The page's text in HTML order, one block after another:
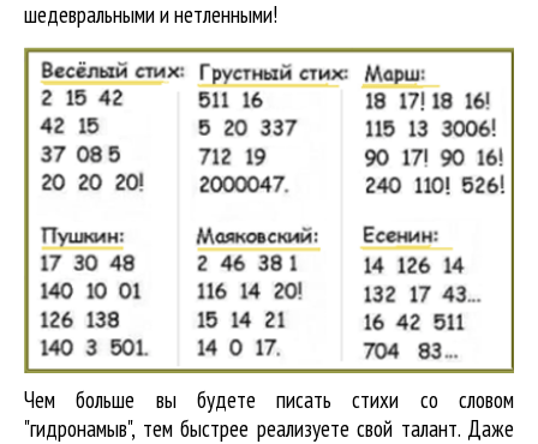
шедевральными и нетленными!
Чем больше вы будете писать стихи со словом
"гидронамыв", тем быстрее реализуете свой талант. Даже